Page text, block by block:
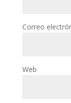
Correo
Web